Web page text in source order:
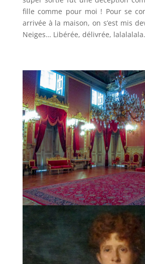
fille comme pour moi ! Pour se
arrivée à la maison, on s’est mis
Neiges… Libérée, délivrée,